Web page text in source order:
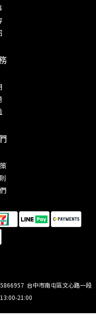
台中市南屯區文心路一段
21:00